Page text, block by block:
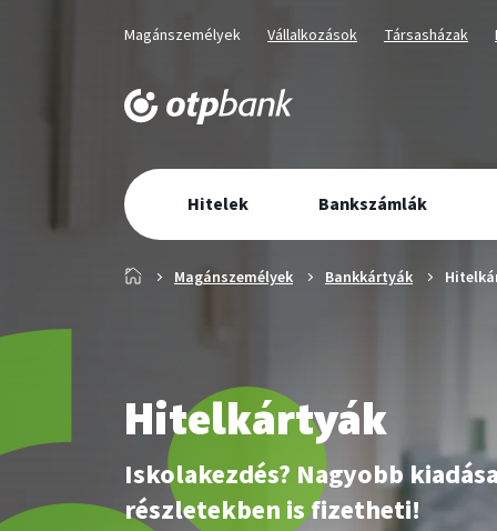
Üzletág
választó
navigáció
Kiválaszott
Magánszemélyek
Kiválaszott
Vállalkozások
Kiválaszott
Társasházak
Elsődleges
navigáció
Hitelek Bankszámlák
Főoldal Magánszemélyek Bankkártyák
Hitelkártyák
Iskolakezdés? Nagyobb
részletekben is fizetheti!